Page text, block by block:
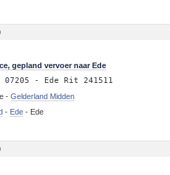
gepland vervoer naar Ede
07205 - Ede Rit 241511
-Gelderland Midden
- Ede - Ede